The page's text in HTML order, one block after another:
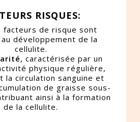
RISQUES:
facteurs de risque sont
développement de la
cellulite.
, caractérisée par un
physique régulière,
la circulation sanguine et
de graisse sous-
ainsi à la formation
de la cellulite.